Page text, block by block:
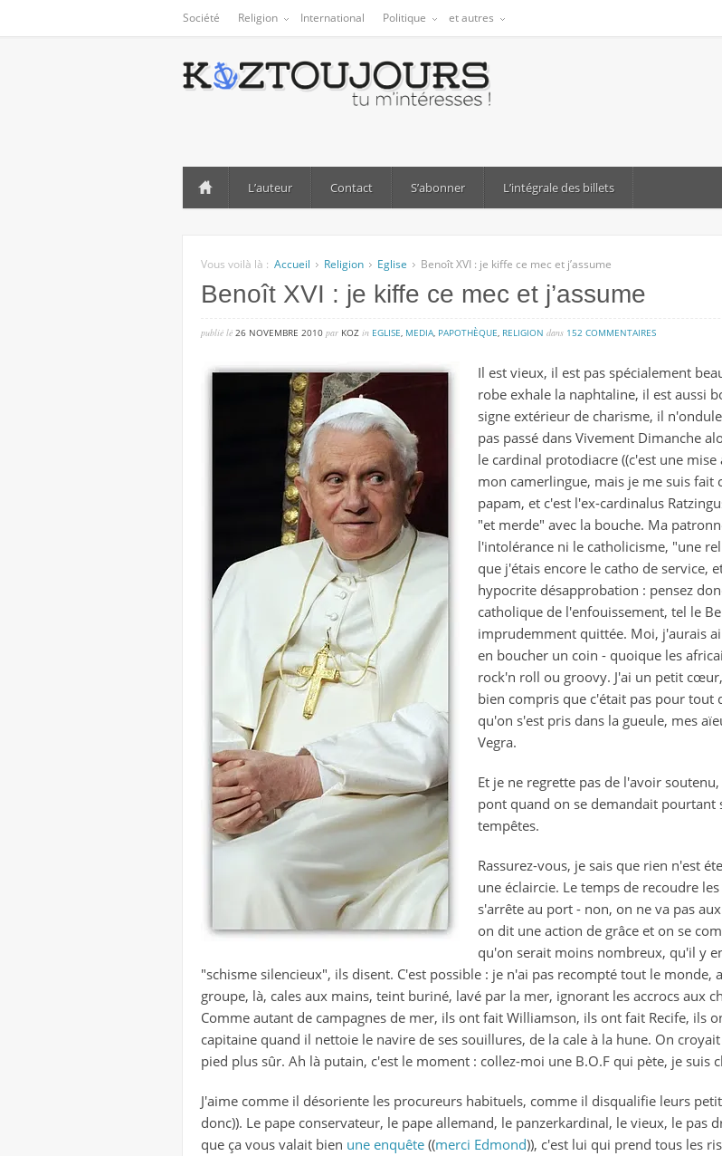
Société Religion International Politique et autres
L’auteur Contact S’abonner L’intégrale des billets
Vous voilà là : Accueil Religion Eglise Benoît XVI : je kiffe ce mec et j’assume
Benoît XVI : je kiffe ce mec et j’assume
publié lé 26 NOVEMBRE 2010 par KOZ in EGLISE, MEDIA, PAPOTHÈQUE, RELIGION dans 152 COMMENTAIRESsur
xvi
:
je
kiffe
ce
mec
et
j’assume
Il est vieux, il est pas spécialement
robe exhale la naphtaline, il est aussi
signe extérieur de charisme, il
pas passé dans Vivement Dimanche
le cardinal protodiacre ((c'est une
mon camerlingue, mais je me suis fait
papam, et c'est l'ex-cardinalus
"et merde" avec la bouche. Ma
l'intolérance ni le catholicisme, "une
que j'étais encore le catho de service,
hypocrite désapprobation : pensez
catholique de l'enfouissement, tel le
imprudemment quittée. Moi, j'aurais
en boucher un coin - quoique les
rock'n roll ou groovy. J'ai un petit
bien compris que c'était pas pour tout
qu'on s'est pris dans la gueule, mes
Vegra.
Et je ne regrette pas de l'avoir
pont quand on se demandait pourtant
tempêtes.
Rassurez-vous, je sais que rien n'est
une éclaircie. Le temps de recoudre
s'arrête au port - non, on ne va pas
on dit une action de grâce et on se
qu'on serait moins nombreux, qu'il y
"schisme silencieux", ils disent. C'est possible : je n'ai pas recompté tout le
groupe, là, cales aux mains, teint buriné, lavé par la mer, ignorant les accrocs aux
Comme autant de campagnes de mer, ils ont fait Williamson, ils ont fait Recife, ils
capitaine quand il nettoie le navire de ses souillures, de la cale à la hune. On
pied plus sûr. Ah là putain, c'est le moment : collez-moi une B.O.F qui pète, je suis
J'aime comme il désoriente les procureurs habituels, comme il disqualifie leurs
donc)). Le pape conservateur, le pape allemand, le panzerkardinal, le vieux, le pas
que ça vous valait bien une enquête ((merci Edmond)), c'est lui qui prend tous les